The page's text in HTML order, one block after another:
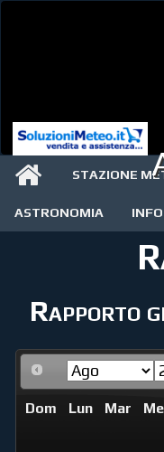
STAZIONE
ASTRONOMIA
Rapporto
Dom Lun Mar